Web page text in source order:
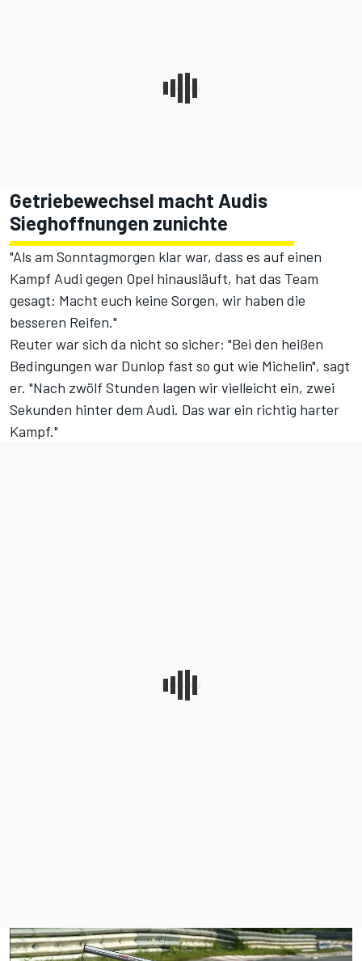
Getriebewechsel macht Audis
Sieghoffnungen zunichte
"Als am Sonntagmorgen klar war, dass es auf einen
Kampf Audi gegen Opel hinausläuft, hat das Team
gesagt: Macht euch keine Sorgen, wir haben die
besseren Reifen."
Reuter war sich da nicht so sicher: "Bei den heißen
Bedingungen war Dunlop fast so gut wie Michelin", sagt
er. "Nach zwölf Stunden lagen wir vielleicht ein, zwei
Sekunden hinter dem Audi. Das war ein richtig harter
Kampf."